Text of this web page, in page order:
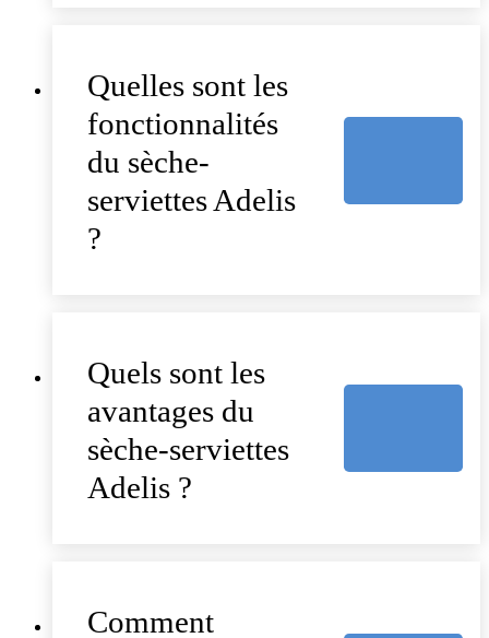
Quelles sont les
fonctionnalités
du sèche-
serviettes Adelis
?
Quels sont les
avantages du
sèche-serviettes
Adelis ?
Comment